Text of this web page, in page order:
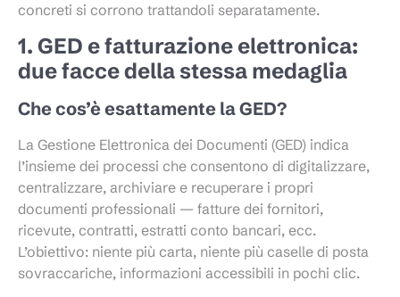
concreti si corrono trattandoli separatamente.
1. GED e fatturazione elettronica:
due facce della stessa medaglia
Che cos’è esattamente la GED?
La Gestione Elettronica dei Documenti (GED) indica
l’insieme dei processi che consentono di digitalizzare,
centralizzare, archiviare e recuperare i propri
documenti professionali — fatture dei fornitori,
ricevute, contratti, estratti conto bancari, ecc.
L’obiettivo: niente più carta, niente più caselle di posta
sovraccariche, informazioni accessibili in pochi clic.